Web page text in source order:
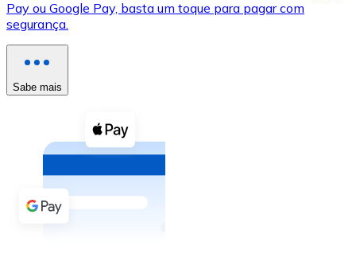
XRP
Ver tudo
Cupons cripto
Compre criptomoedas com dinheiro e outros
Comprar com dinheiro
Transferência SEPA
Pay ou Google Pay, basta um toque para pagar com
segurança.
Sabe mais